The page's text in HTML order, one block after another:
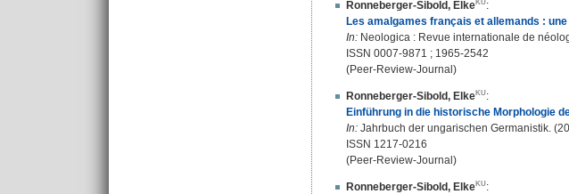
Ronneberger-Sibold, Elke
:
Les amalgames français et allemands :
In: Neologica : Revue internationale de
ISSN 0007-9871 ; 1965-2542
(Peer-Review-Journal)
Ronneberger-Sibold, Elke
:
Einführung in die historische Morphologie
In: Jahrbuch der ungarischen Germanistik.
ISSN 1217-0216
(Peer-Review-Journal)
Ronneberger-Sibold, Elke
: